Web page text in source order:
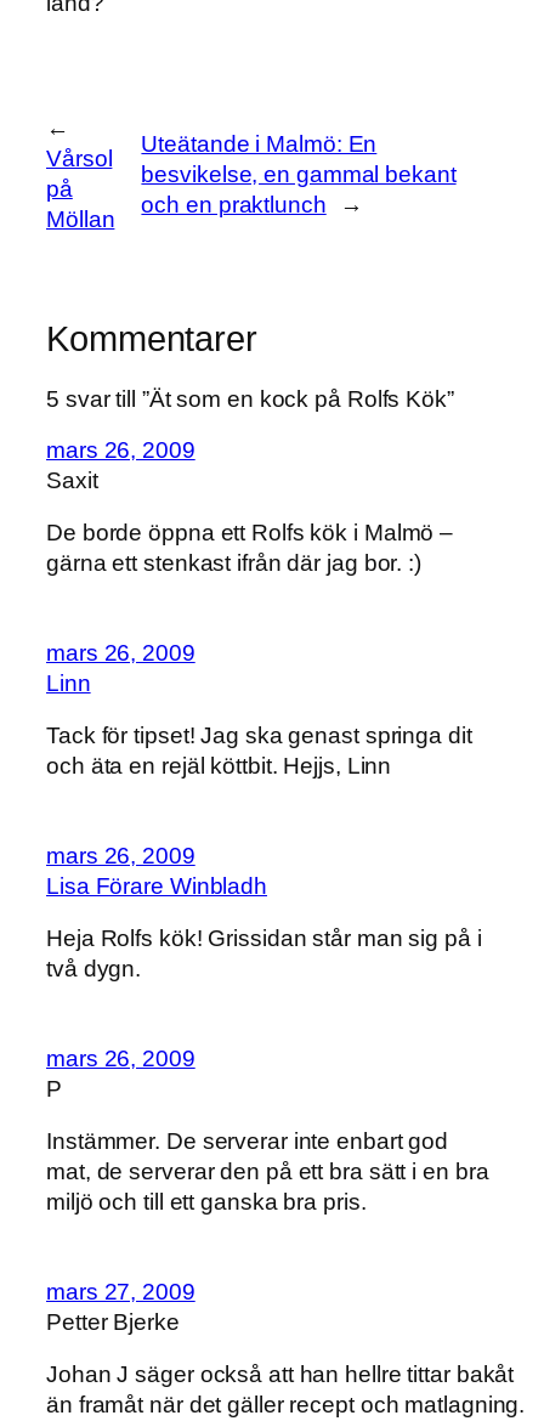
←
Vårsol
på
Möllan
Uteätande i Malmö: En
besvikelse, en gammal bekant
och en praktlunch
→
Kommentarer
5 svar till ”Ät som en kock på Rolfs Kök”
mars 26, 2009
Saxit
De borde öppna ett Rolfs kök i Malmö –
gärna ett stenkast ifrån där jag bor. :)
mars 26, 2009
Linn
Tack för tipset! Jag ska genast springa dit
och äta en rejäl köttbit. Hejjs, Linn
mars 26, 2009
Lisa Förare Winbladh
Heja Rolfs kök! Grissidan står man sig på i
två dygn.
mars 26, 2009
P
Instämmer. De serverar inte enbart god
mat, de serverar den på ett bra sätt i en bra
miljö och till ett ganska bra pris.
mars 27, 2009
Petter Bjerke
Johan J säger också att han hellre tittar bakåt
än framåt när det gäller recept och matlagning.